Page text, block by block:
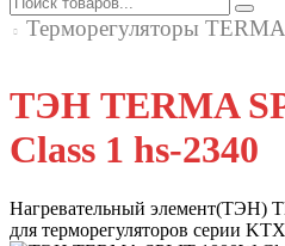
Терморегуляторы TERMA
ТЭН TERMA
Class 1 hs-2340
Нагревательный элемент(ТЭН)
для терморегуляторов серии KTX